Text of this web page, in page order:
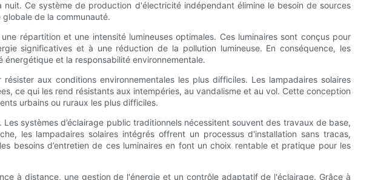
Ce système de production d'électricité indépendant élimine le besoin de sources
de la communauté.
répartition et une intensité lumineuses optimales. Ces luminaires sont conçus pour
significatives et à une réduction de la pollution lumineuse. En conséquence, les
et la responsabilité environnementale.
aux conditions environnementales les plus difficiles. Les lampadaires solaires
ce qui les rend résistants aux intempéries, au vandalisme et au vol. Cette conception
urbains ou ruraux les plus difficiles.
systèmes d’éclairage public traditionnels nécessitent souvent des travaux de base,
les lampadaires solaires intégrés offrent un processus d'installation sans tracas,
besoins d’entretien de ces luminaires en font un choix rentable et pratique pour les
à distance, une gestion de l'énergie et un contrôle adaptatif de l'éclairage. Grâce à